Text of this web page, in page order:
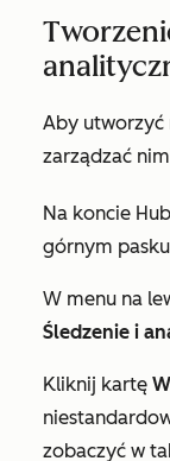
Aby utworzyć
zarządzać
Na koncie
górnym
W menu na
Śledzenie i
Kliknij kartę
zobaczyć w